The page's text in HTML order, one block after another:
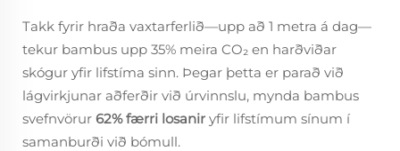
Takk fyrir hraða vaxtarferlið—upp að 1 metra á dag—
tekur bambus upp 35% meira CO₂ en harðviðar
skógur yfir lifstíma sinn. Þegar þetta er parað við
lágvirkjunar aðferðir við úrvinnslu, mynda bambus
svefnvörur 62% færri losanir yfir lifstímum sínum í
samanburði við bómull.